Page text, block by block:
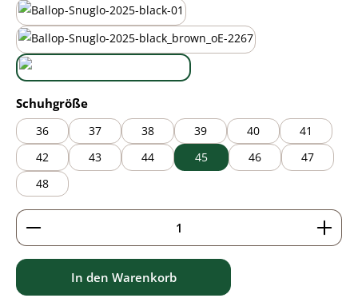
black/brown
black/grey
Schuhgrößeauswählen
36 37 38 39 40
41
42
43 44 45 46
47
48
Produkt Anzahl: Gib den gewünschten Wert ein
In den Warenkorb